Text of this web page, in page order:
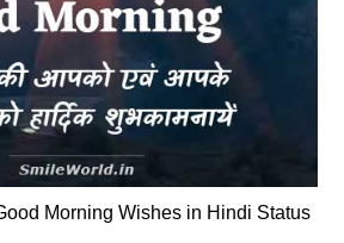
Morning Wishes in Hindi Status